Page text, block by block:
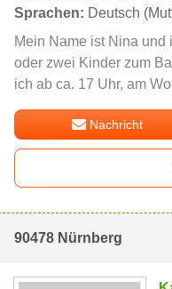
Sprachen: Deutsch
Mein Name ist Nina und
oder zwei Kinder zum
ich ab ca. 17 Uhr, am
Nachricht
90478 Nürnberg